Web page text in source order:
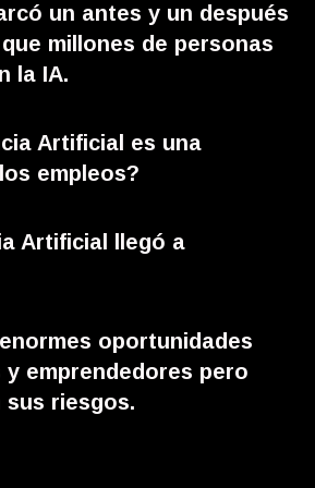
un antes y un después
millones de personas
la IA.
Artificial es una
empleos?
Artificial llegó a
oportunidades
y emprendedores pero
sus riesgos.